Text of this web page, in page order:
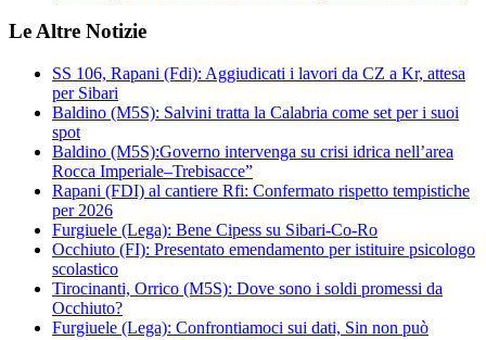
Le Altre Notizie
SS 106, Rapani (Fdi): Aggiudicati i lavori da CZ a Kr, attesa
per Sibari
Baldino (M5S): Salvini tratta la Calabria come set per i suoi
spot
Baldino (M5S):Governo intervenga su crisi idrica nell’area
Rocca Imperiale–Trebisacce”
Rapani (FDI) al cantiere Rfi: Confermato rispetto tempistiche
per 2026
Furgiuele (Lega): Bene Cipess su Sibari-Co-Ro
Occhiuto (FI): Presentato emendamento per istituire psicologo
scolastico
Tirocinanti, Orrico (M5S): Dove sono i soldi promessi da
Occhiuto?
Furgiuele (Lega): Confrontiamoci sui dati, Sin non può